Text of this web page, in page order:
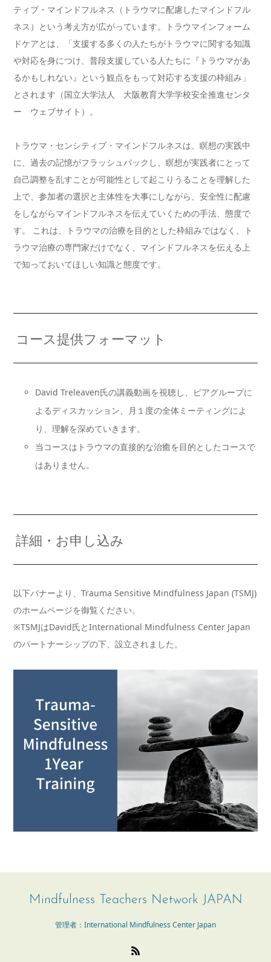
ティブ・マインドフルネス（トラウマに配慮したマインドフル
ネス）という考え方が広がっています。トラウマインフォーム
ドケアとは、「支援する多くの人たちがトラウマに関する知識
や対応を身につけ、普段支援している人たちに『トラウマがあ
るかもしれない』という観点をもって対応する支援の枠組み」
とされます（国立大学法人 大阪教育大学学校安全推進センタ
ー ウェブサイト）。
トラウマ・センシティブ・マインドフルネスは、瞑想の実践中
に、過去の記憶がフラッシュバックし、瞑想が実践者にとって
自己調整を乱すことが可能性として起こりうることを理解した
上で、参加者の選択と主体性を大事にしながら、安全性に配慮
をしながらマインドフルネスを伝えていくための手法、態度で
す。 これは、トラウマの治療を目的とした枠組みではなく、ト
ラウマ治療の専門家だけでなく、マインドフルネスを伝える上
で知っておいてほしい知識と態度です。
コース提供フォーマット
David Treleaven氏の講義動画を視聴し、ピアグループに
よるディスカッション、月１度の全体ミーティングによ
り、理解を深めていきます。
当コースはトラウマの直接的な治癒を目的としたコースで
はありません。
詳細・お申し込み
以下バナーより、Trauma Sensitive Mindfulness Japan (TSMJ)
のホームページを御覧ください。
※TSMJはDavid氏とInternational Mindfulness Center Japan
のパートナーシップの下、設立されました。
Mindfulness Teachers Network JAPAN
管理者：International Mindfulness Center Japan